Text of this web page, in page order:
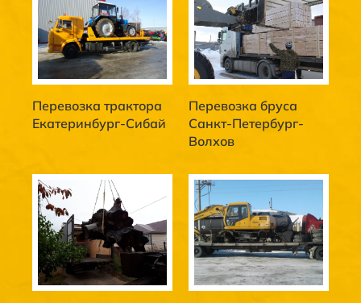
Перевозка трактора
Екатеринбург-Сибай
Перевозка бруса
Санкт-Петербург-
Волхов